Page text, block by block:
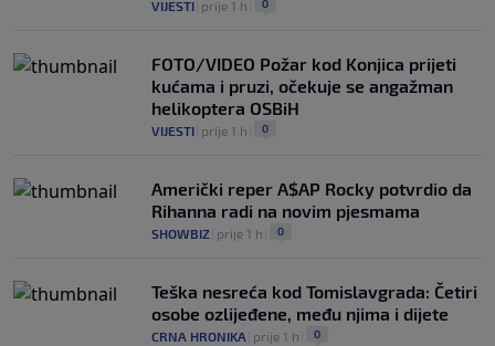
VIJESTI prije 1 h 0
FOTO/VIDEO Požar kod Konjica prijeti
kućama i pruzi, očekuje se angažman
helikoptera OSBiH
VIJESTI prije 1 h 0
Američki reper A$AP Rocky potvrdio da
Rihanna radi na novim pjesmama
SHOWBIZ prije 1 h 0
Teška nesreća kod Tomislavgrada: Četiri
osobe ozlijeđene, među njima i dijete
CRNA HRONIKA prije 1 h 0